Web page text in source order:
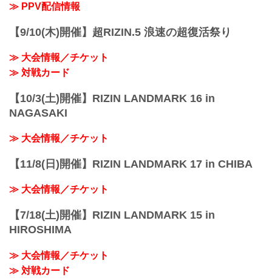
≫ PPV配信情報
【9/10(木)開催】超RIZIN.5 浪速の超復活祭り
≫ 大会情報／チケット
≫ 対戦カード
【10/3(土)開催】RIZIN LANDMARK 16 in
NAGASAKI
≫ 大会情報／チケット
【11/8(日)開催】RIZIN LANDMARK 17 in CHIBA
≫ 大会情報／チケット
【7/18(土)開催】RIZIN LANDMARK 15 in
HIROSHIMA
≫ 大会情報／チケット
≫ 対戦カード